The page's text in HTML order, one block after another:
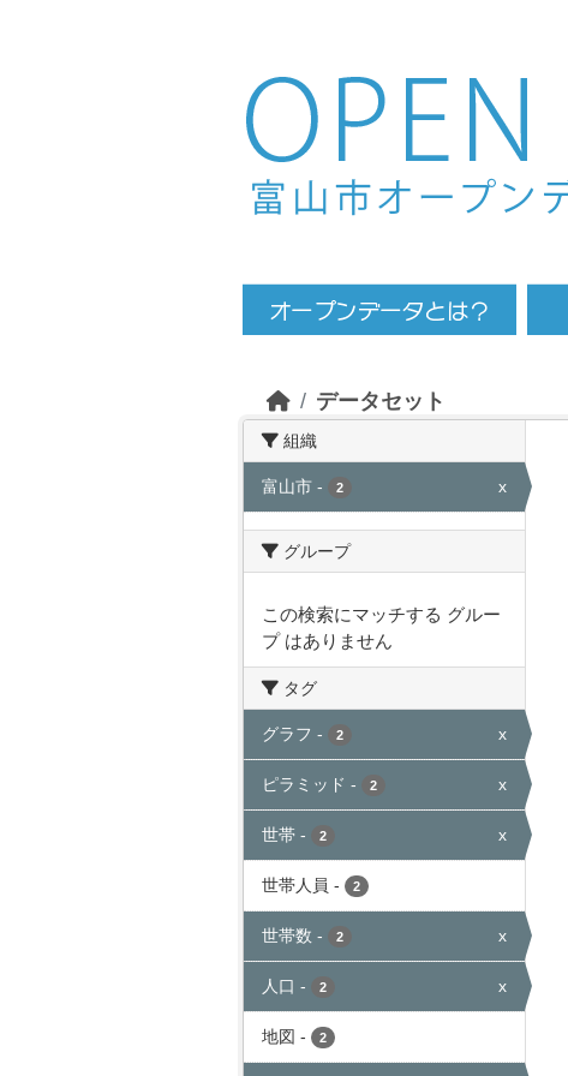
Skip to main content
データセット
組織
富山市 - 2 x
グループ
この検索にマッチする グルー
プ はありません
タグ
グラフ - 2 x
ピラミッド - 2 x
世帯 - 2 x
世帯人員 - 2
世帯数 - 2 x
人口 - 2 x
地図 - 2